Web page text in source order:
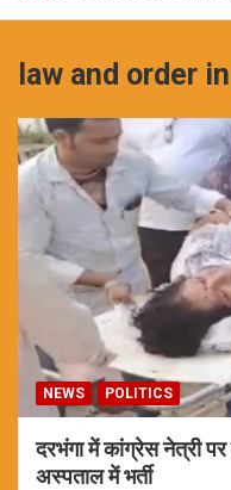
law and order
NEWS POLITICS
दरभंगा में कांग्रेस नेत्री
अस्पताल में भर्ती